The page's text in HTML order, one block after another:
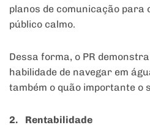
planos de comunicação para
público calmo.
Dessa forma, o PR
habilidade de navegar em
também o quão importante o
2. Rentabilidade